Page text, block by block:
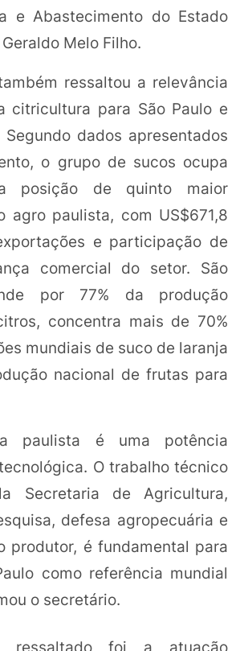
e Abastecimento do Estado
Melo Filho.
ressaltou a relevância
citricultura para São Paulo e
dados apresentados
o grupo de sucos ocupa
posição de quinto maior
agro paulista, com US$671,8
e participação de
comercial do setor. São
por 77% da produção
concentra mais de 70%
mundiais de suco de laranja
nacional de frutas para
paulista é uma potência
O trabalho técnico
Secretaria de Agricultura,
defesa agropecuária e
produtor, é fundamental para
como referência mundial
o secretário.
ressaltado foi a atuação